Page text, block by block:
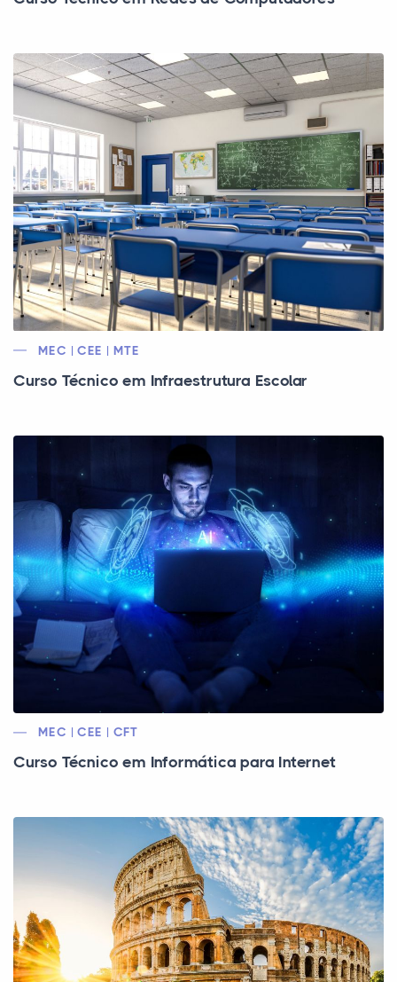
MEC | CEE | MTE
Curso Técnico em Infraestrutura Escolar
MEC | CEE | CFT
Curso Técnico em Informática para Internet